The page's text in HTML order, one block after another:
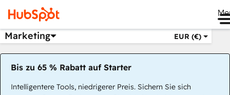
Marketing EUR (€)
Bis zu 65 % Rabatt auf Starter
Intelligentere Tools, niedrigerer Preis. Sichern Sie sich